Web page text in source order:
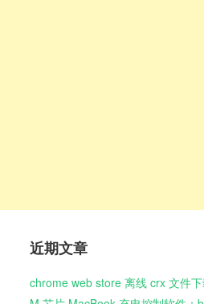
近期文章
chrome web store 离线 crx 文件